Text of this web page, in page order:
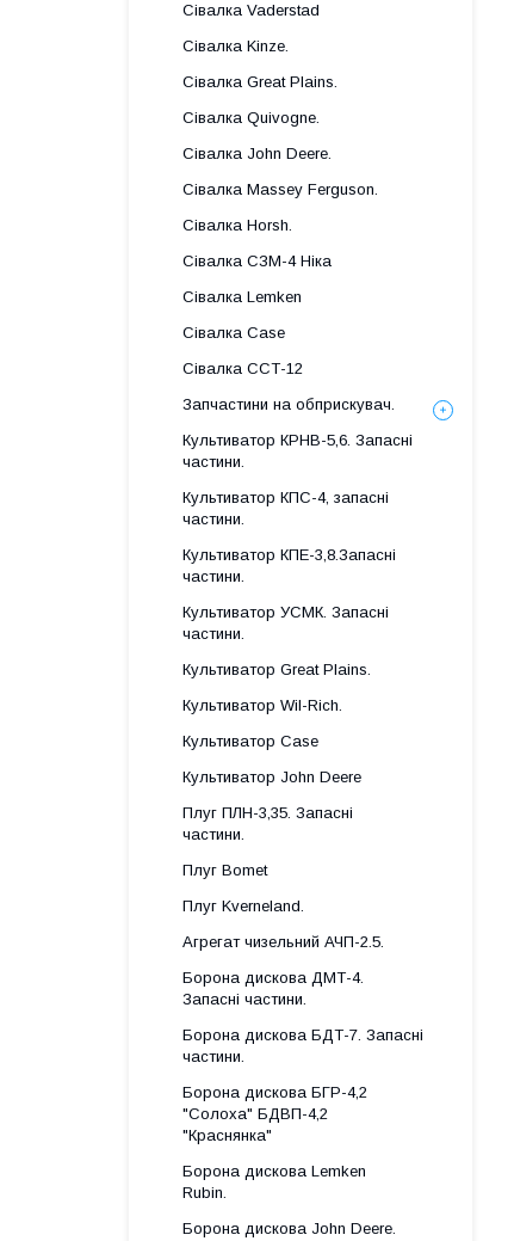
Сівалка Vaderstad
Сівалка Kinze.
Сівалка Great Plains.
Сівалка Quivogne.
Сівалка John Deere.
Сівалка Massey Ferguson.
Сівалка Horsh.
Сівалка СЗМ-4 Ніка
Сівалка Lemken
Сівалка Case
Сівалка ССТ-12
Запчастини на обприскувач.
Культиватор КРНВ-5,6. Запасні
частини.
Культиватор КПС-4, запасні
частини.
Культиватор КПЕ-3,8.Запасні
частини.
Культиватор УСМК. Запасні
частини.
Культиватор Great Plains.
Культиватор Wil-Rich.
Культиватор Case
Культиватор John Deere
Плуг ПЛН-3,35. Запасні
частини.
Плуг Bomet
Плуг Kverneland.
Агрегат чизельний АЧП-2.5.
Борона дискова ДМТ-4.
Запасні частини.
Борона дискова БДТ-7. Запасні
частини.
Борона дискова БГР-4,2
"Солоха" БДВП-4,2
"Краснянка"
Борона дискова Lemken
Rubin.
Борона дискова John Deere.